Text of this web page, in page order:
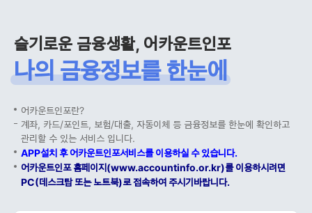
슬기로운 금융생활, 어카운트인포
나의 금융정보를 한눈에
어카운트인포란?
계좌, 카드/포인트, 보험/대출, 자동이체 등 금융정보를 한눈에 확인하고
관리할 수 있는 서비스 입니다.
APP설치 후 어카운트인포서비스를 이용하실 수 있습니다.
어카운트인포 홈페이지(www.accountinfo.or.kr)를 이용하시려면
PC(데스크탑 또는 노트북)로 접속하여 주시기바랍니다.